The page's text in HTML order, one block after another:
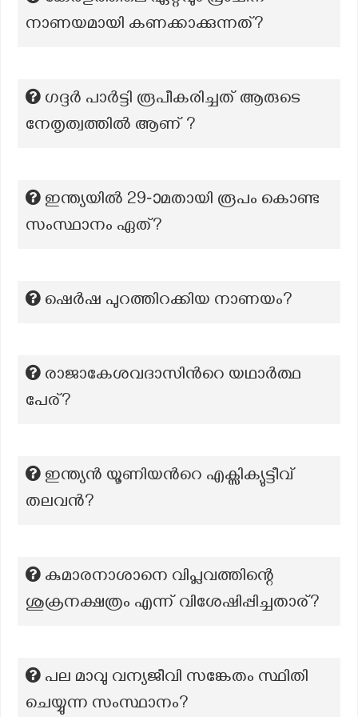
നാണയമായി കണക്കാക്കുന്നത്?
ഗദ്ദർ പാർട്ടി രൂപീകരിച്ചത് ആരുടെ
നേതൃത്വത്തിൽ ആണ് ?
ഇന്ത്യയിൽ 29-ാമതായി രൂപം കൊണ്ട
സംസ്ഥാനം ഏത്?
ഷെർഷ പുറത്തിറക്കിയ നാണയം?
രാജാകേശവദാസിന്‍റെ യഥാർത്ഥ
പേര്?
ഇന്ത്യൻ യൂണിയൻറെ എക്സിക്യുട്ടീവ്
തലവൻ?
കുമാരനാശാനെ വിപ്ലവത്തിന്റെ
ശുക്രനക്ഷത്രം എന്ന് വിശേഷിപ്പിച്ചതാര്?
പല മാവു വന്യജീവി സങ്കേതം സ്ഥിതി
ചെയ്യുന്ന സംസ്ഥാനം?